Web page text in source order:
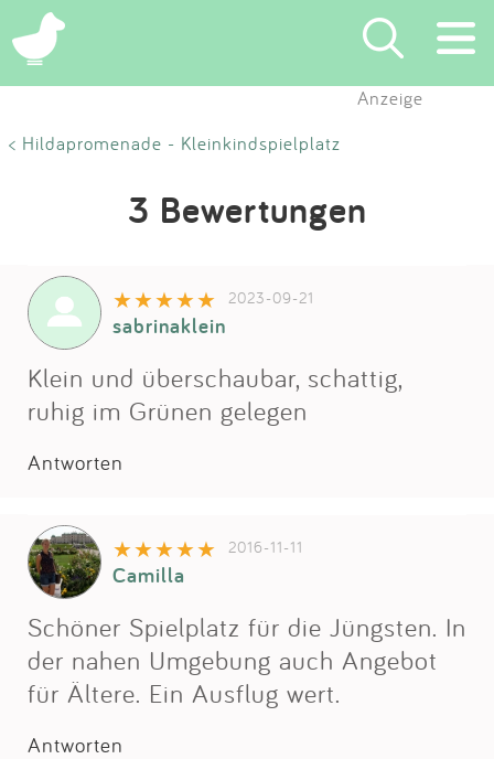
Suchen
Eintragen
Partner
Kontakt
Anzeige
< Hildapromenade - Kleinkindspielplatz
3 Bewertungen
2023-09-21
sabrinaklein
Klein und überschaubar, schattig,
ruhig im Grünen gelegen
Antworten
2016-11-11
Camilla
Schöner Spielplatz für die Jüngsten. In
der nahen Umgebung auch Angebot
für Ältere. Ein Ausflug wert.
Antworten